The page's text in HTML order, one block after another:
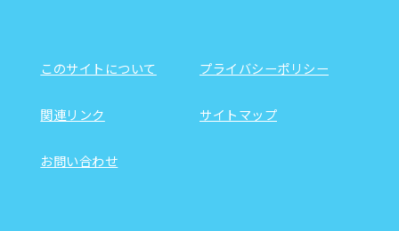
このサイトについて プライバシーポリシー
関連リンク サイトマップ
お問い合わせ